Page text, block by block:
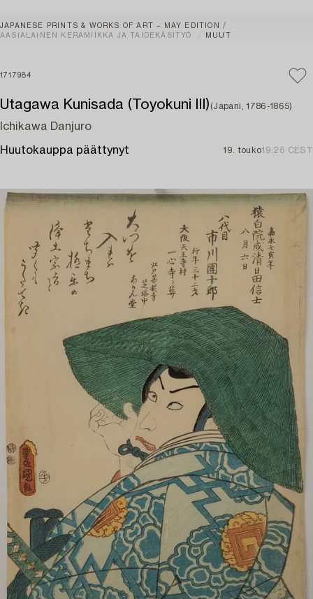
JAPANESE PRINTS & WORKS OF ART – MAY EDITION
AASIALAINEN KERAMIIKKA JA TAIDEKÄSITYÖ
MUUT
1717984
Utagawa Kunisada (Toyokuni III) (Japani, 1786-1865)
Ichikawa Danjuro
Huutokauppa päättynyt 19. touko19:26 CEST